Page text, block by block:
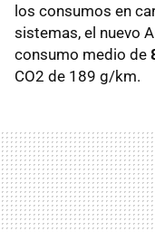
los consumos en
sistemas, el nuevo
consumo medio de
CO2 de 189 g/km.